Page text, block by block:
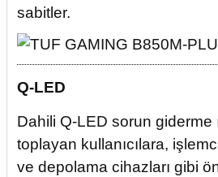
sabitler.
Q-LED
Dahili Q-LED sorun giderme
toplayan kullanıcılara,
ve depolama cihazları gibi